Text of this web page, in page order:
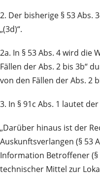
2. Der bisherige § 53 Abs.
„(3d)“.
2a. In § 53 Abs. 4 wird die
Fällen der Abs. 2 bis 3b“
von den Fällen der Abs. 2
3. In § 91c Abs. 1 lautet
„Darüber hinaus ist der
Auskunftsverlangen (§ 53
Information Betroffener (§
technischer Mittel zur